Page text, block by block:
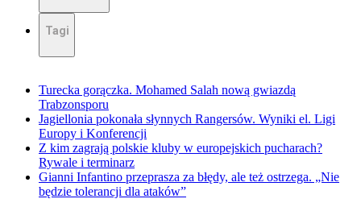
Tagi
Turecka gorączka. Mohamed Salah nową gwiazdą
Trabzonsporu
Jagiellonia pokonała słynnych Rangersów. Wyniki el. Ligi
Europy i Konferencji
Z kim zagrają polskie kluby w europejskich pucharach?
Rywale i terminarz
Gianni Infantino przeprasza za błędy, ale też ostrzega. „Nie
będzie tolerancji dla ataków”